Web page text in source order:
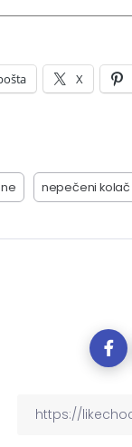
X
nepečeni kolač